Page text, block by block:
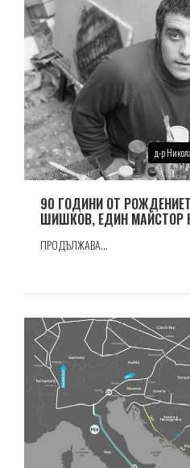
д-р
90 ГОДИНИ ОТ
ШИШКОВ, ЕДИН МАЙСТОР
ПРОДЪЛЖАВА...